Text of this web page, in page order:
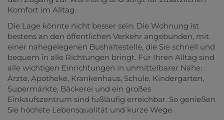
Komfort im Alltag.
Die Lage könnte nicht besser sein: Die Wohnung ist
bestens an den öffentlichen Verkehr angebunden, mit
einer nahegelegenen Bushaltestelle, die Sie schnell und
bequem in alle Richtungen bringt. Für Ihren Alltag sind
alle wichtigen Einrichtungen in unmittelbarer Nähe:
Ärzte, Apotheke, Krankenhaus, Schule, Kindergarten,
Supermärkte, Bäckerei und ein großes
Einkaufszentrum sind fußläufig erreichbar. So genießen
Sie höchste Lebensqualität und kurze Wege.